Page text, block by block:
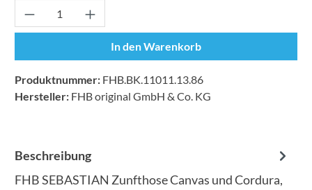
Produkt Anzahl: Gib den gewünschten
In den Warenkorb
Produktnummer: FHB.BK.11011.13.86
Hersteller: FHB original GmbH & Co. KG
Beschreibung
FHB SEBASTIAN Zunfthose Canvas und Cordura,